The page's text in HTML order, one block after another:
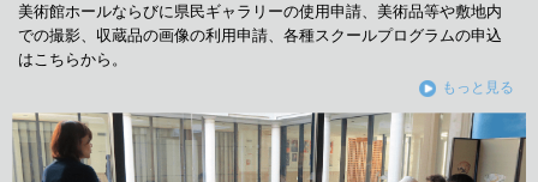
美術館ホールならびに県民ギャラリーの使用申請、美術品等や敷地内
での撮影、収蔵品の画像の利用申請、各種スクールプログラムの申込
はこちらから。
もっと見る